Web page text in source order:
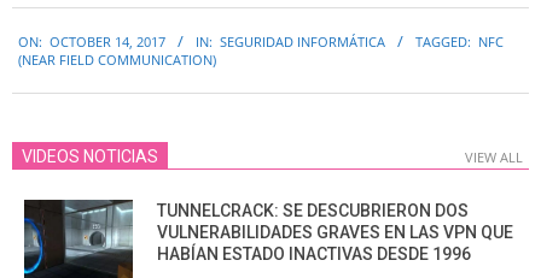
10-
ON: OCTOBER 14, 2017 IN: SEGURIDAD INFORMÁTICA TAGGED: NFC
(NEAR FIELD COMMUNICATION)
VIDEOS NOTICIAS VIEW ALL
TUNNELCRACK: SE DESCUBRIERON DOS
VULNERABILIDADES GRAVES EN LAS VPN QUE
HABÍAN ESTADO INACTIVAS DESDE 1996